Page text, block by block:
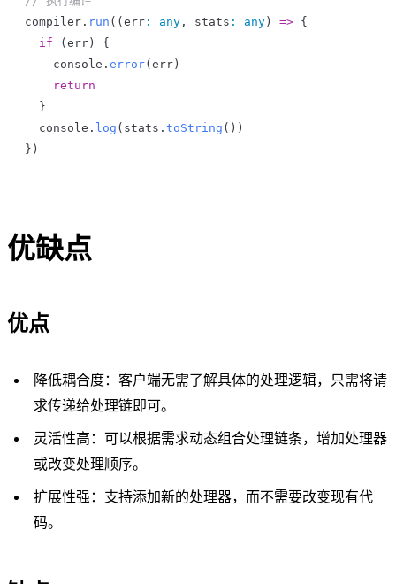
compiler . run (( err : any , stats : any ) => {
  if
( err ) {
    console
. error( err )
    return
  }
  console
. log ( stats . toString ())
})
优缺点
优点
降低耦合度：客户端无需了解具体的处理逻辑，只需将请
求传递给处理链即可。
灵活性高：可以根据需求动态组合处理链条，增加处理器
或改变处理顺序。
扩展性强：支持添加新的处理器，而不需要改变现有代
码。